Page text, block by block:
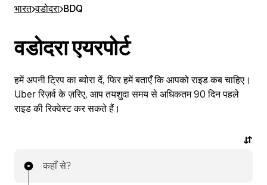
भारत>वडोदरा>BDQ
वडोदरा एयरपोर्ट
हमें अपनी ट्रिप का ब्योरा दें, फिर हमें बताएँ कि आपको राइड कब चाहिए।
Uber रिज़र्व के ज़रिए, आप तयशुदा समय से अधिकतम 90 दिन पहले
राइड की रिक्वेस्ट कर सकते हैं।
कहाँ से?